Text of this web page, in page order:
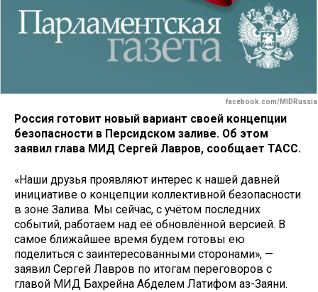
facebook.com/MIDRussia
Россия готовит новый вариант своей концепции
безопасности в Персидском заливе. Об этом
заявил глава МИД Сергей Лавров, сообщает ТАСС.
«Наши друзья проявляют интерес к нашей давней
инициативе о концепции коллективной безопасности
в зоне Залива. Мы сейчас, с учётом последних
событий, работаем над её обновлённой версией. В
самое ближайшее время будем готовы ею
поделиться с заинтересованными сторонами», —
заявил Сергей Лавров по итогам переговоров с
главой МИД Бахрейна Абделем Латифом аз-Заяни.